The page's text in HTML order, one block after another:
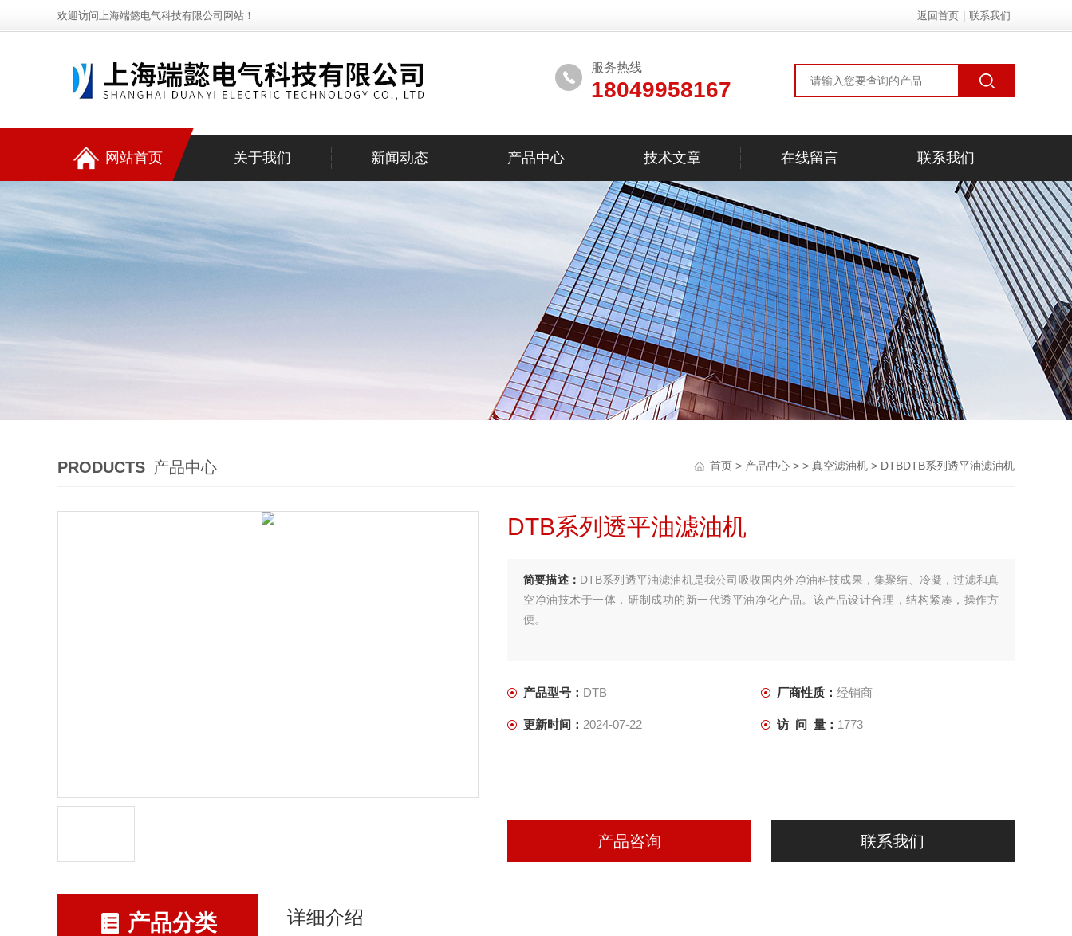
欢迎访问上海端懿电气科技有限公司网站！ 返回首页 联系我们
服务热线
18049958167
网站首页 关于我们 新闻动态 产品中心 技术文章 在线留言 联系我们
PRODUCTS 产品中心 首页 > 产品中心 > > 真空滤油机 > DTBDTB系列透平油滤油机
DTB系列透平油滤油机
简要描述： DTB系列透平油滤油机是我公司吸收国内外净油科技成果，集聚结、冷凝，过滤和真
空净油技术于一体，研制成功的新一代透平油净化产品。该产品设计合理，结构紧凑，操作方
便。
产品型号： DTB 厂商性质： 经销商
更新时间： 2024-07-22 访 问 量： 1773
产品咨询 联系我们
产品分类 详细介绍